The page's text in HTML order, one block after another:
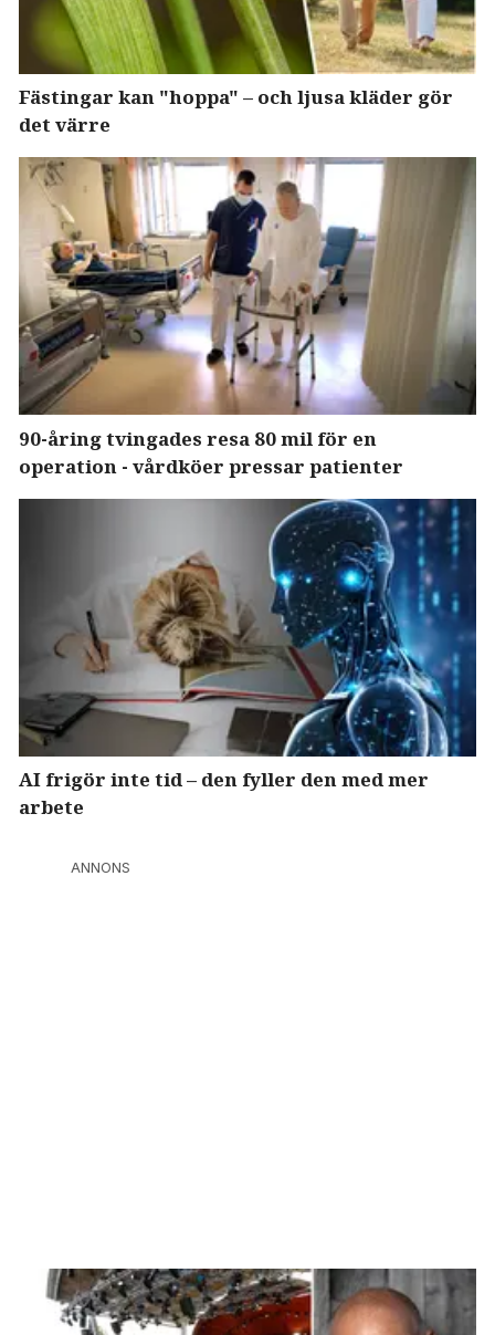
Fästingar kan "hoppa" – och ljusa kläder gör
det värre
90-åring tvingades resa 80 mil för en
operation - vårdköer pressar patienter
AI frigör inte tid – den fyller den med mer
arbete
ANNONS